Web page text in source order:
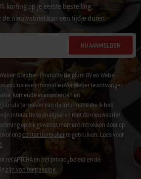
korting op je eerste bestelling.
de nieuwsbrief kan een tijdje duren.
NU AANMELDEN
Stephen Products Belgium BV en Weber-
exclusieve informatie over Weber te ontvangen
komende evenementen en
te maken van de informatie die ik heb
interactie te analyseren met de nieuwsbrief
op elk gewenst moment intrekken door op
of onscontactformulierte gebruiken. Lees voor
.
reCAPTCHA en het privacybeleid en de
zijn van toepassing.